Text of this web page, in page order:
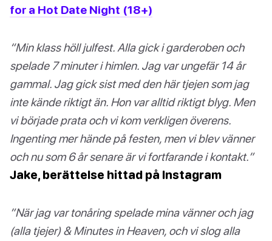
for a Hot Date Night (18+)
“Min klass höll julfest. Alla gick i garderoben och
spelade 7 minuter i himlen. Jag var ungefär 14 år
gammal. Jag gick sist med den här tjejen som jag
inte kände riktigt än. Hon var alltid riktigt blyg. Men
vi började prata och vi kom verkligen överens.
Ingenting mer hände på festen, men vi blev vänner
och nu som 6 år senare är vi fortfarande i kontakt.”
Jake, berättelse hittad på Instagram
”När jag var tonåring spelade mina vänner och jag
(alla tjejer) & Minutes in Heaven, och vi slog alla